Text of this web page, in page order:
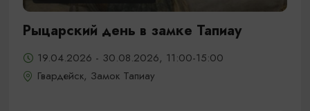
Рыцарский день в замке Тапиау
19.04.2026 - 30.08.2026, 11:00-15:00
Гвардейск, Замок Тапиау